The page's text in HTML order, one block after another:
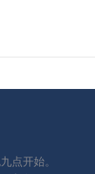
点开始。